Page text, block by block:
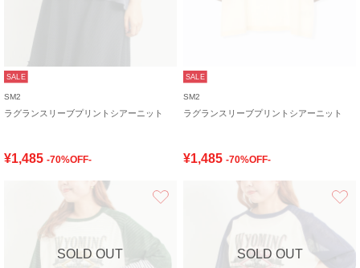
SALE
SM2
ラグランスリーブプリントシアーニット
¥1,485 -70%OFF-
SALE
SM2
ラグランスリーブプリントシアーニット
¥1,485 -70%OFF-
SOLD OUT SOLD OUT